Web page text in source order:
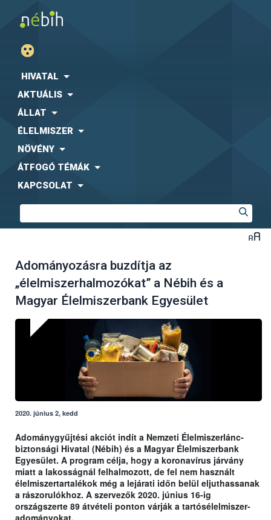
HIVATAL
AKTUÁLIS
ÁLLAT
ÉLELMISZER
NÖVÉNY
ÁTFOGÓ TÉMÁK
KAPCSOLAT
Adományozásra buzdítja az
„élelmiszerhalmozókat” a Nébih és a
Magyar Élelmiszerbank Egyesület
2020. június 2, kedd
Adománygyűjtési akciót indít a Nemzeti Élelmiszerlánc-
biztonsági Hivatal (Nébih) és a Magyar Élelmiszerbank
Egyesület. A program célja, hogy a koronavírus járvány
miatt a lakosságnál felhalmozott, de fel nem használt
élelmiszertartalékok még a lejárati időn belül eljuthassanak
a rászorulókhoz. A szervezők 2020. június 16-ig
országszerte 89 átvételi ponton várják a tartósélelmiszer-